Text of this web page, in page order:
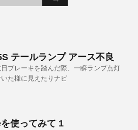
テールランプ アース不良
ブレーキを踏んだ際、一瞬ランプ点灯
た様に見えたりナビ
使ってみて 1